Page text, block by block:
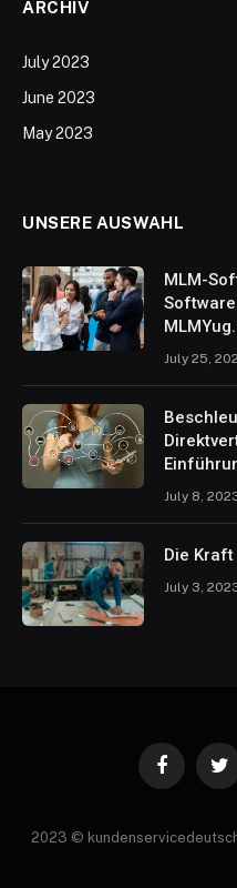
ARCHIV
July 2023
June 2023
May 2023
UNSERE AUSWAHL
MLM-
July 25,
July 8,
Die
July 3,
Facebook
2023 ©